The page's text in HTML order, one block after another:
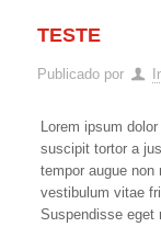
TESTE
Publicado por
Lorem ipsum
suscipit tortor a
tempor augue
vestibulum vitae
Suspendisse eget